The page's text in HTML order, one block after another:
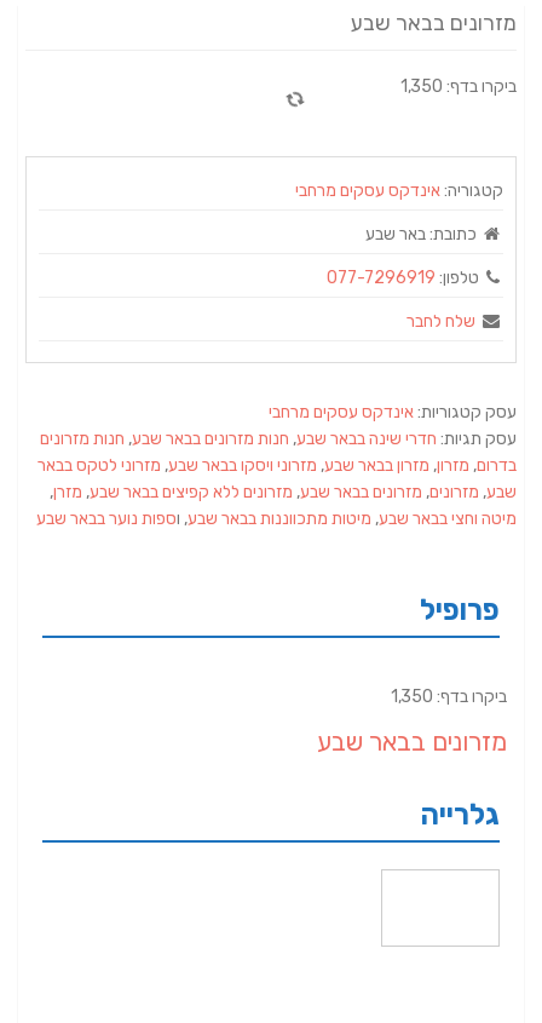
מזרונים בבאר שבע
ביקרו בדף: 1,350
קטגוריה:אינדקס עסקים מרחבי
כתובת:באר שבע
טלפון: 077-7296919
שלח לחבר
עסק קטגוריות:אינדקס עסקים מרחבי
עסק תגיות: חדרי שינה בבאר שבע, חנות מזרונים בבאר שבע, חנות מזרונים
בדרום, מזרון, מזרון בבאר שבע, מזרוני ויסקו בבאר שבע, מזרוני לטקס בבאר
שבע, מזרונים, מזרונים בבאר שבע, מזרונים ללא קפיצים בבאר שבע, מזרן,
מיטה וחצי בבאר שבע, מיטות מתכווננות בבאר שבע, וספות נוער בבאר שבע
פרופיל
ביקרו בדף: 1,350
מזרונים בבאר שבע
גלרייה